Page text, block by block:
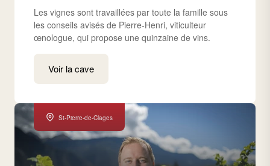
Les vignes sont travaillées par toute la famille sous
les conseils avisés de Pierre-Henri, viticulteur
œnologue, qui propose une quinzaine de vins.
Voir la cave
St-Pierre-de-Clages